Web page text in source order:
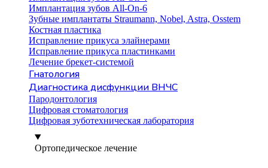
Имплантация зубов All-On-6
Зубные имплантаты Straumann, Nobel, Astra, Osstem
Костная пластика
Исправление прикуса элайнерами
Исправление прикуса пластинками
Лечение брекет-системой
Гнатология
Диагностика дисфункции ВНЧС
Пародонтология
Цифровая стоматология
Цифровая зуботехническая лаборатория
Ортопедическое лечение